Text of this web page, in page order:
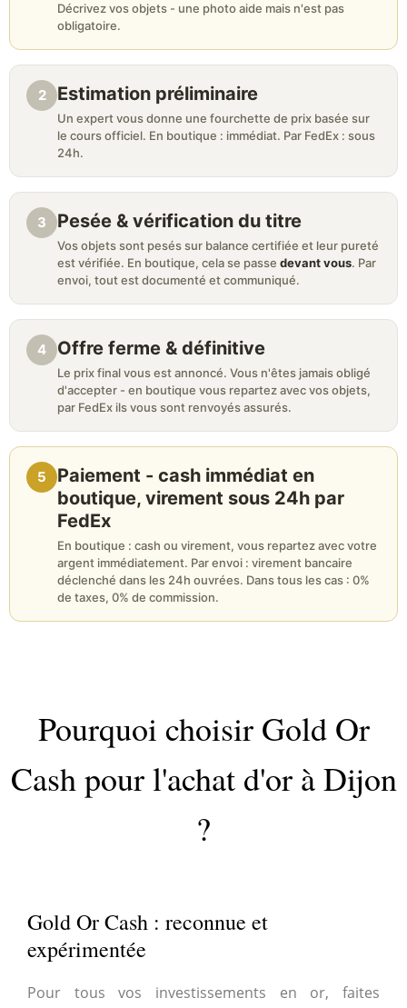
Décrivez vos objets - une photo aide mais n'est pas
obligatoire.
2 Estimation préliminaire
Un expert vous donne une fourchette de prix basée sur
le cours officiel. En boutique : immédiat. Par FedEx : sous
24h.
3 Pesée & vérification du titre
Vos objets sont pesés sur balance certifiée et leur pureté
est vérifiée. En boutique, cela se passe devant vous. Par
envoi, tout est documenté et communiqué.
4 Offre ferme & définitive
Le prix final vous est annoncé. Vous n'êtes jamais obligé
d'accepter - en boutique vous repartez avec vos objets,
par FedEx ils vous sont renvoyés assurés.
5
Paiement - cash immédiat en
boutique, virement sous 24h par
FedEx
En boutique : cash ou virement, vous repartez avec votre
argent immédiatement. Par envoi : virement bancaire
déclenché dans les 24h ouvrées. Dans tous les cas : 0%
de taxes, 0% de commission.
Pourquoi choisir Gold Or
Cash pour l'achat d'or à Dijon
?
Gold Or Cash : reconnue et
expérimentée
Pour tous vos investissements en or, faites